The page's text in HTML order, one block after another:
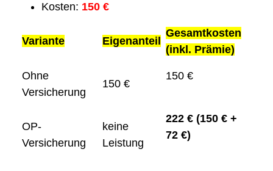
Kosten: 150 €
Variante Eigenanteil
Gesamtkosten
(inkl. Prämie)
Ohne
Versicherung
150 €
150 €
OP-
Versicherung
keine
Leistung
222 € (150 € +
72 €)